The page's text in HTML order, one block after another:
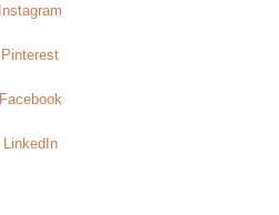
Instagram
Pinterest
Facebook
LinkedIn